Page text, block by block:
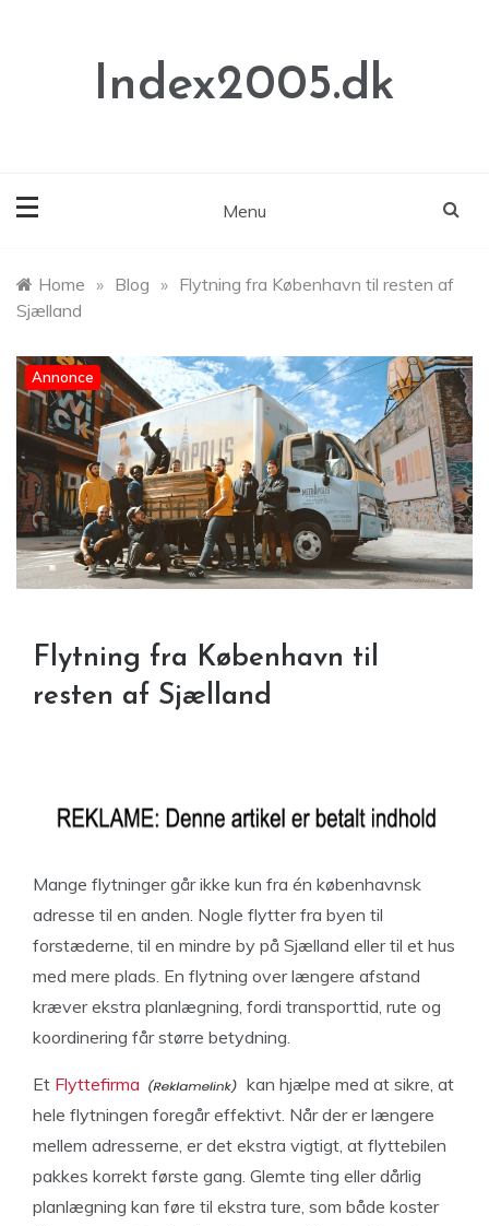
Index2005.dk
Menu
Home » Blog » Flytning fra København til resten af
Sjælland
Annonce
Flytning fra København til
resten af Sjælland
Mange flytninger går ikke kun fra én københavnsk
adresse til en anden. Nogle flytter fra byen til
forstæderne, til en mindre by på Sjælland eller til et hus
med mere plads. En flytning over længere afstand
kræver ekstra planlægning, fordi transporttid, rute og
koordinering får større betydning.
Et Flyttefirma
kan hjælpe med at sikre, at
hele flytningen foregår effektivt. Når der er længere
mellem adresserne, er det ekstra vigtigt, at flyttebilen
pakkes korrekt første gang. Glemte ting eller dårlig
planlægning kan føre til ekstra ture, som både koster